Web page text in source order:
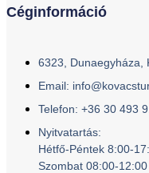
Céginformáció
6323, Dunaegyháza,
Email:
Telefon: +36 30 493
Nyitvatartás:
Hétfő-Péntek 8:00-
Szombat 08:00-12:00